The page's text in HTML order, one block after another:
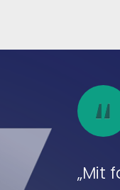
„Mit